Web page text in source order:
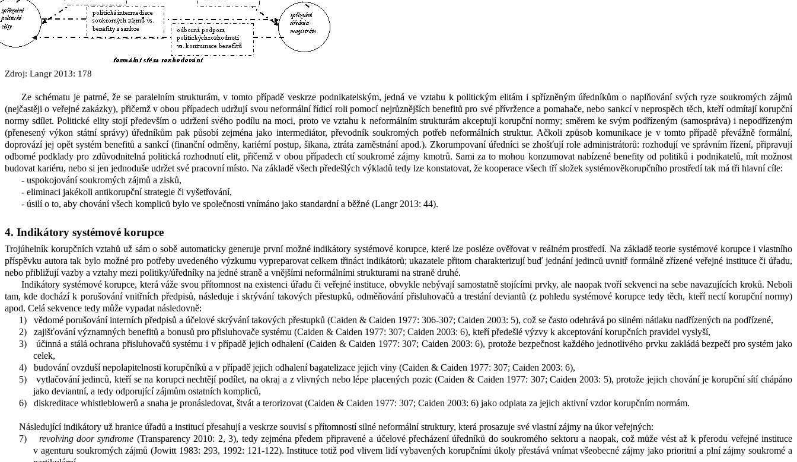
Zdroj: Langr 2013: 178
Ze schématu je patrné, že se paralelním strukturám, v tomto případě veskrze podnikatelským, jedná ve vztahu k politickým elitám i spřízněným úředníkům o naplňování svých ryze soukromých zájmů
(nejčastěji o veřejné zakázky), přičemž v obou případech udržují svou neformální řídicí roli pomocí nejrůznějších benefitů pro své přívržence a pomahače, nebo sankcí v neprospěch těch, kteří odmítají korupční
normy sdílet. Politické elity stojí především o udržení svého podílu na moci, proto ve vztahu k neformálním strukturám akceptují korupční normy; směrem ke svým podřízeným (samospráva) i nepodřízeným
(přenesený výkon státní správy) úředníkům pak působí zejména jako intermediátor, převodník soukromých potřeb neformálních struktur. Ačkoli způsob komunikace je v tomto případě převážně formální,
doprovází jej opět systém benefitů a sankcí (finanční odměny, kariérní postup, šikana, ztráta zaměstnání apod.). Zkorumpovaní úředníci se zhošťují role administrátorů: rozhodují ve správním řízení, připravují
odborné podklady pro zdůvodnitelná politická rozhodnutí elit, přičemž v obou případech ctí soukromé zájmy kmotrů. Sami za to mohou konzumovat nabízené benefity od politiků i podnikatelů, mít možnost
budovat kariéru, nebo si jen jednoduše udržet své pracovní místo. Na základě všech předešlých výkladů tedy lze konstatovat, že kooperace všech tří složek systémověkorupčního prostředí tak má tři hlavní cíle:
- uspokojování soukromých zájmů a zisků,
- eliminaci jakékoli antikorupční strategie či vyšetřování,
- úsilí o to, aby chování všech kompliců bylo ve společnosti vnímáno jako standardní a běžné (Langr 2013: 44).
4. Indikátory systémové korupce
Trojúhelník korupčních vztahů už sám o sobě automaticky generuje první možné indikátory systémové korupce, které lze posléze ověřovat v reálném prostředí. Na základě teorie systémové korupce i vlastního
příspěvku autora tak bylo možné pro potřeby uvedeného výzkumu vypreparovat celkem třináct indikátorů; ukazatele přitom charakterizují buď jednání jedinců uvnitř formálně zřízené veřejné instituce či úřadu,
nebo přibližují vazby a vztahy mezi politiky/úředníky na jedné straně a vnějšími neformálními strukturami na straně druhé.
Indikátory systémové korupce, která váže svou přítomnost na existenci úřadu či veřejné instituce, obvykle nebývají samostatně stojícími prvky, ale naopak tvoří sekvenci na sebe navazujících kroků. Neboli
tam, kde dochází k porušování vnitřních předpisů, následuje i skrývání takových přestupků, odměňování přisluhovačů a trestání deviantů (z pohledu systémové korupce tedy těch, kteří nectí korupční normy)
apod. Celá sekvence tedy může vypadat následovně:
1)
vědomé porušování interních předpisů a účelové skrývání takových přestupků (Caiden & Caiden 1977: 306-307; Caiden 2003: 5), což se často odehrává po silném nátlaku nadřízených na podřízené,
2)
zajišťování významných benefitů a bonusů pro přisluhovače systému (Caiden & Caiden 1977: 307; Caiden 2003: 6), kteří předešlé výzvy k akceptování korupčních pravidel vyslyší,
3)
účinná a stálá ochrana přisluhovačů systému i v případě jejich odhalení (Caiden & Caiden 1977: 307; Caiden 2003: 6), protože bezpečnost každého jednotlivého prvku zakládá bezpečí pro systém jako
celek,
4)
budování ovzduší nepolapitelnosti korupčníků a v případě jejich odhalení bagatelizace jejich viny (Caiden & Caiden 1977: 307; Caiden 2003: 6),
5)
vytlačování jedinců, kteří se na korupci nechtějí podílet, na okraj a z vlivných nebo lépe placených pozic (Caiden & Caiden 1977: 307; Caiden 2003: 5), protože jejich chování je korupční sítí chápáno
jako deviantní, a tedy odporující zájmům ostatních kompliců,
6)
diskreditace whistleblowerů a snaha je pronásledovat, štvát a terorizovat (Caiden & Caiden 1977: 307; Caiden 2003: 6) jako odplata za jejich aktivní vzdor korupčním normám.
Následující indikátory už hranice úřadů a institucí přesahují a veskrze souvisí s přítomností silné neformální struktury, která prosazuje své vlastní zájmy na úkor veřejných:
7)
revolving door syndrome (Transparency 2010: 2, 3), tedy zejména předem připravené a účelové přecházení úředníků do soukromého sektoru a naopak, což může vést až k přerodu veřejné instituce
v agenturu soukromých zájmů (Jowitt 1983: 293, 1992: 121-122). Instituce totiž pod vlivem lidí vybavených korupčními úkoly přestává vnímat všeobecné zájmy jako prioritní a plní zájmy soukromé a